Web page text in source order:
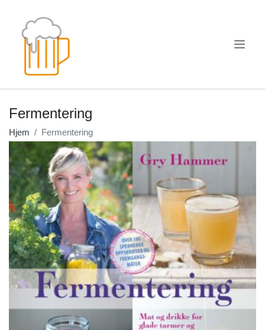
Fermentering
Hjem Fermentering